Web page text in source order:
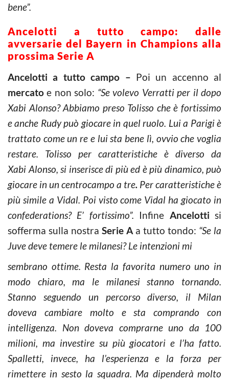
bene”.
Ancelotti a tutto campo: dalle
avversarie del Bayern in Champions alla
prossima Serie A
Ancelotti a tutto campo – Poi un accenno al
mercato e non solo: “Se volevo Verratti per il dopo
Xabi Alonso? Abbiamo preso Tolisso che è fortissimo
e anche Rudy può giocare in quel ruolo. Lui a Parigi è
trattato come un re e lui sta bene lì, ovvio che voglia
restare. Tolisso per caratteristiche è diverso da
Xabi Alonso, si inserisce di più ed è più dinamico, può
giocare in un centrocampo a tre. Per caratteristiche è
più simile a Vidal. Poi visto come Vidal ha giocato in
confederations? E’ fortissimo”. Infine Ancelotti si
sofferma sulla nostra Serie A a tutto tondo: “Se la
Juve deve temere le milanesi? Le intenzioni mi
sembrano ottime. Resta la favorita numero uno in
modo chiaro, ma le milanesi stanno tornando.
Stanno seguendo un percorso diverso, il Milan
doveva cambiare molto e sta comprando con
intelligenza. Non doveva comprarne uno da 100
milioni, ma investire su più giocatori e l’ha fatto.
Spalletti, invece, ha l’esperienza e la forza per
rimettere in sesto la squadra. Ma dipenderà molto